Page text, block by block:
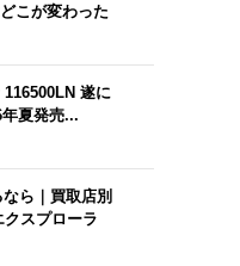
こが変わった
遂に
夏発売...
ら｜買取店別
クスプローラ